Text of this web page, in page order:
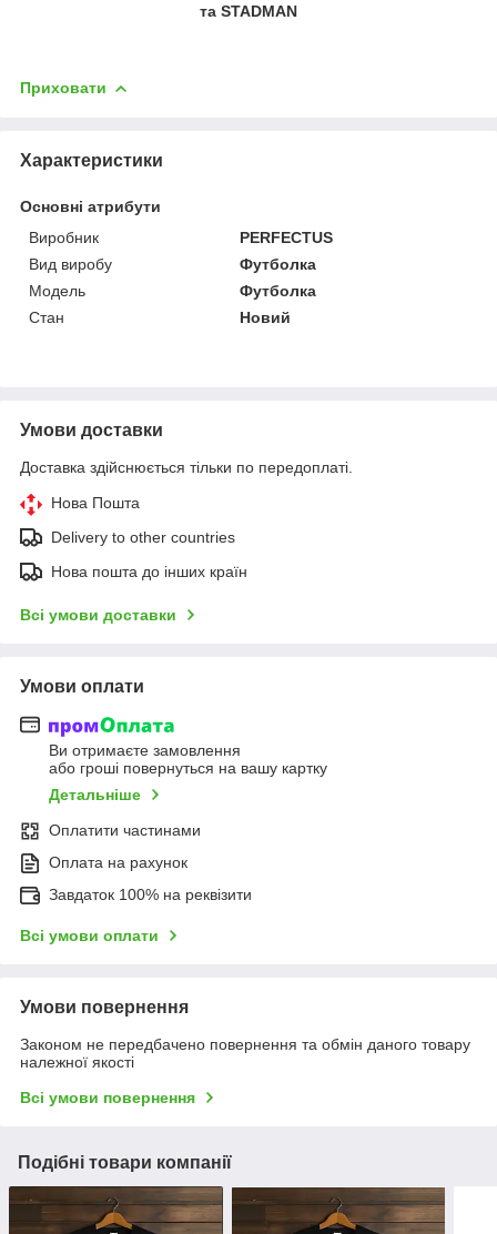
та STADMAN
Приховати
Характеристики
Основні атрибути
Виробник
PERFECTUS
Вид виробу
Футболка
Модель
Футболка
Стан
Новий
Умови доставки
Доставка здійснюється тільки по передоплаті.
Нова Пошта
Delivery to other countries
Нова пошта до інших країн
Всі умови доставки
Умови оплати
Ви отримаєте замовлення
або гроші повернуться на вашу картку
Детальніше
Оплатити частинами
Оплата на рахунок
Завдаток 100% на реквізити
Всі умови оплати
Умови повернення
Законом не передбачено повернення та обмін даного товару
належної якості
Всі умови повернення
Подібні товари компанії